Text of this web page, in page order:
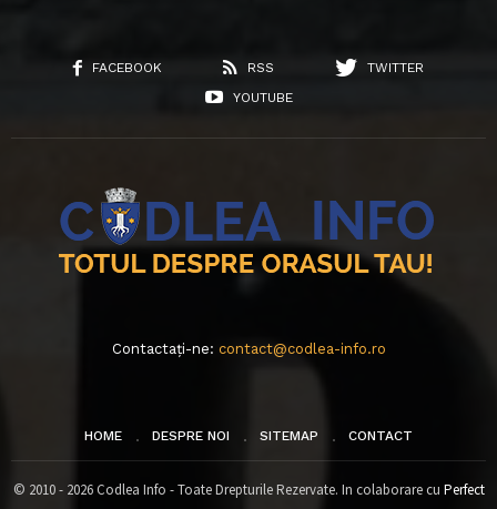
FACEBOOK RSS
TWITTER
YOUTUBE
Contactați-ne: contact@codlea-info.ro
HOME DESPRE NOI SITEMAP CONTACT
© 2010 - 2026 Codlea Info - Toate Drepturile Rezervate. In colaborare cu Perfect